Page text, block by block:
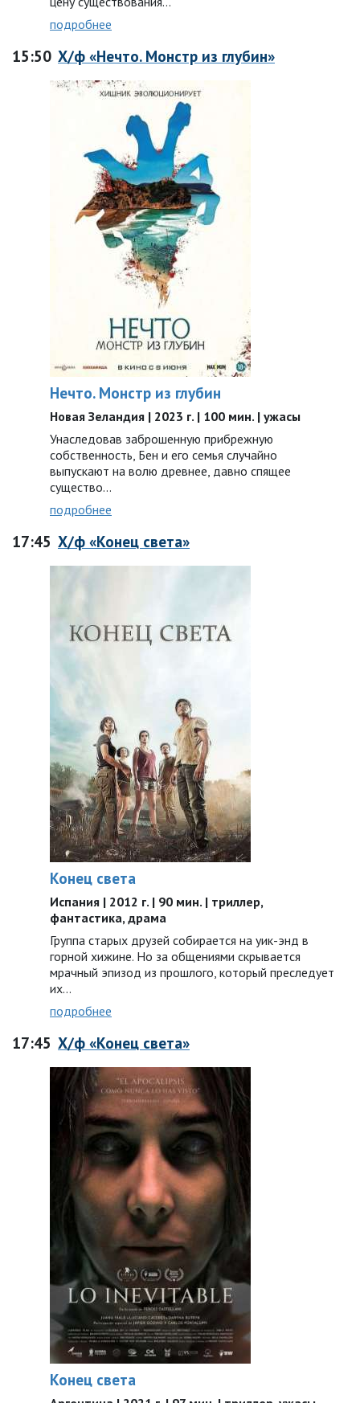
подробнее
15:50 Х/ф «Нечто. Монстр из глубин»
Нечто. Монстр из глубин
Новая Зеландия | 2023 г. | 100 мин. | ужасы
Унаследовав заброшенную прибрежную
собственность, Бен и его семья случайно
выпускают на волю древнее, давно спящее
существо…
подробнее
17:45 Х/ф «Конец света»
Конец света
Испания | 2012 г. | 90 мин. | триллер,
фантастика, драма
Группа старых друзей собирается на уик-энд в
горной хижине. Но за общениями скрывается
мрачный эпизод из прошлого, который преследует
их…
подробнее
17:45 Х/ф «Конец света»
Конец света